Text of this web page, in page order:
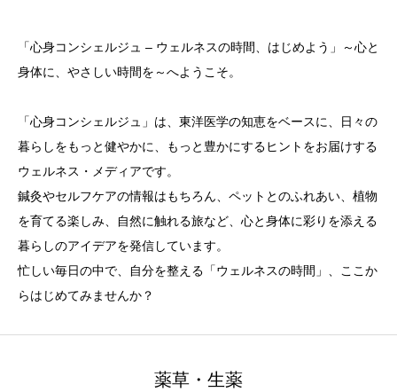
「心身コンシェルジュ – ウェルネスの時間、はじめよう」～心と
身体に、やさしい時間を～へようこそ。
「心身コンシェルジュ」は、東洋医学の知恵をベースに、日々の
暮らしをもっと健やかに、もっと豊かにするヒントをお届けする
ウェルネス・メディアです。
鍼灸やセルフケアの情報はもちろん、ペットとのふれあい、植物
を育てる楽しみ、自然に触れる旅など、心と身体に彩りを添える
暮らしのアイデアを発信しています。
忙しい毎日の中で、自分を整える「ウェルネスの時間」、ここか
らはじめてみませんか？
薬草・生薬